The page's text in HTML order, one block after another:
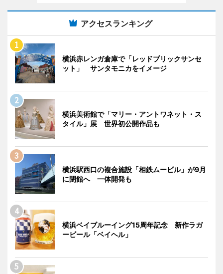
アクセスランキング
横浜赤レンガ倉庫で「レッドブリックサンセ
ット」 サンタモニカをイメージ
横浜美術館で「マリー・アントワネット・ス
タイル」展 世界初公開作品も
横浜駅西口の複合施設「相鉄ムービル」が9月
に閉館へ 一体開発も
横浜ベイブルーイング15周年記念 新作ラガ
ービール「ベイヘル」